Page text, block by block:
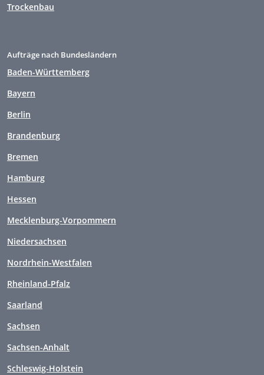
Trockenbau
Aufträge nach Bundesländern
Baden-Württemberg
Bayern
Berlin
Brandenburg
Bremen
Hamburg
Hessen
Mecklenburg-Vorpommern
Niedersachsen
Nordrhein-Westfalen
Rheinland-Pfalz
Saarland
Sachsen
Sachsen-Anhalt
Schleswig-Holstein